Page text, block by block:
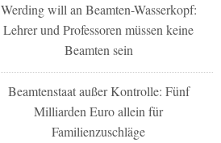
Werding will an Beamten-Wasserkopf:
Lehrer und Professoren müssen keine
Beamten sein
Beamtenstaat außer Kontrolle: Fünf
Milliarden Euro allein für
Familienzuschläge